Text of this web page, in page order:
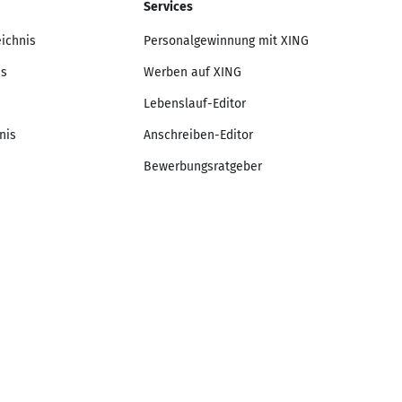
Services
Personalgewinnung mit XING
Werben auf XING
Lebenslauf-Editor
Anschreiben-Editor
Bewerbungsratgeber